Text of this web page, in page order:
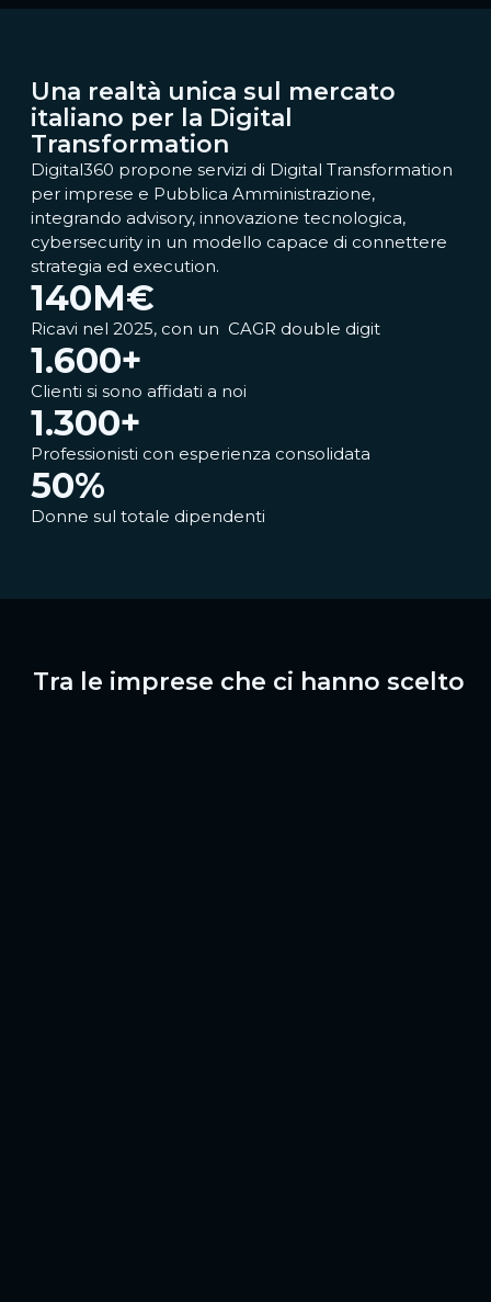
Una realtà unica sul mercato
italiano per la Digital
Transformation
Digital360 propone servizi di Digital Transformation
per imprese e Pubblica Amministrazione,
integrando advisory, innovazione tecnologica,
cybersecurity in un modello capace di connettere
strategia ed execution.
140M€
Ricavi nel 2025, con un CAGR double digit​
1.600+
Clienti si sono affidati a noi
1.300+
Professionisti con esperienza consolidata
50%
Donne sul totale dipendenti
Tra le imprese che ci hanno scelto